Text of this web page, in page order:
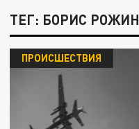
ТЕГ: БОРИС РОЖИН
ПРОИСШЕСТВИЯ